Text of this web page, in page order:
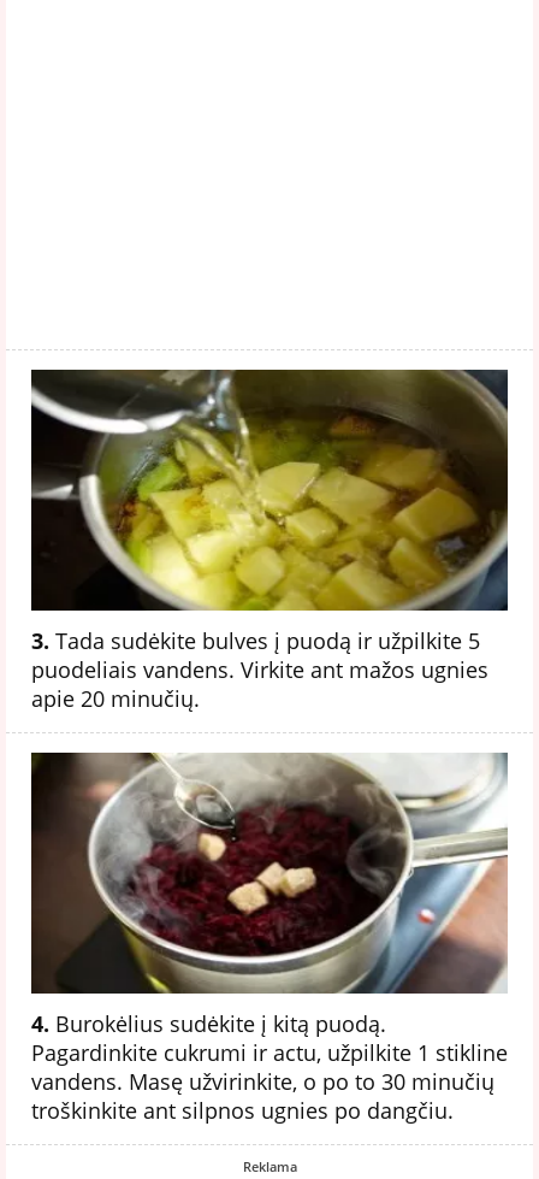
3. Tada sudėkite bulves į puodą ir užpilkite 5
puodeliais vandens. Virkite ant mažos ugnies
apie 20 minučių.
4. Burokėlius sudėkite į kitą puodą.
Pagardinkite cukrumi ir actu, užpilkite 1 stikline
vandens. Masę užvirinkite, o po to 30 minučių
troškinkite ant silpnos ugnies po dangčiu.
Reklama